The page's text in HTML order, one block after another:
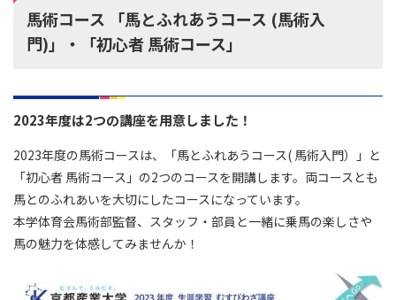
馬術コース 「馬とふれあうコース (馬術入
門)」・「初心者 馬術コース」
2023年度は2つの講座を用意しました！
2023年度の馬術コースは、「馬とふれあうコース( 馬術入門）」と
「初心者 馬術コース」の2つのコースを開講します。両コースとも
馬とのふれあいを大切にしたコースになっています。
本学体育会馬術部監督、スタッフ・部員と一緒に乗馬の楽しさや
馬の魅力を体感してみませんか！